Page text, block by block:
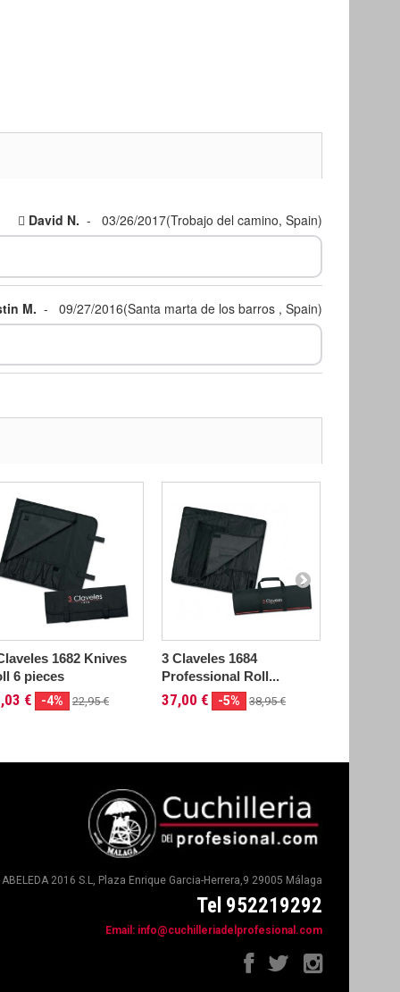
David N. - 03/26/2017(Trobajo del camino, Spain)
M. - 09/27/2016(Santa marta de los barros , Spain)
1682 Knives
6 pieces
€ -4% 22,95 €
3 Claveles 1684
Professional Roll...
37,00 € -5% 38,95 €
ABELEDA 2016 S.L, Plaza Enrique Garcia-Herrera,9 29005 Málaga
Tel 952219292
Email: info@cuchilleriadelprofesional.com